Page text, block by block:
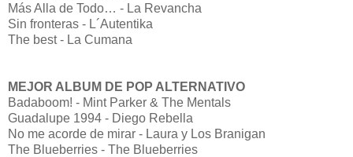
Más Alla de Todo… - La Revancha
Sin fronteras - L´Autentika
The best - La Cumana
MEJOR ALBUM DE POP ALTERNATIVO
Badaboom! - Mint Parker & The Mentals
Guadalupe 1994 - Diego Rebella
No me acorde de mirar - Laura y Los Branigan
The Blueberries - The Blueberries